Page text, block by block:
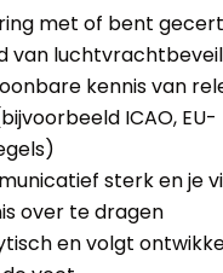
met of bent
van
kennis van
ICAO, EU-
sterk en je
over te dragen
en volgt